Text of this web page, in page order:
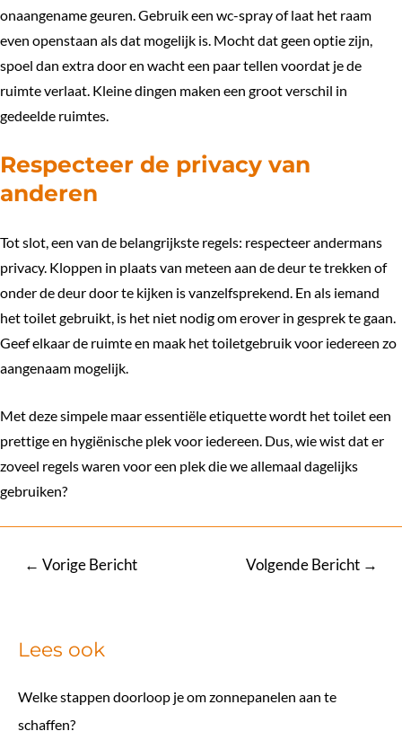
onaangename geuren. Gebruik een wc-spray of laat het raam
even openstaan als dat mogelijk is. Mocht dat geen optie zijn,
spoel dan extra door en wacht een paar tellen voordat je de
ruimte verlaat. Kleine dingen maken een groot verschil in
gedeelde ruimtes.
Respecteer de privacy van
anderen
Tot slot, een van de belangrijkste regels: respecteer andermans
privacy. Kloppen in plaats van meteen aan de deur te trekken of
onder de deur door te kijken is vanzelfsprekend. En als iemand
het toilet gebruikt, is het niet nodig om erover in gesprek te gaan.
Geef elkaar de ruimte en maak het toiletgebruik voor iedereen zo
aangenaam mogelijk.
Met deze simpele maar essentiële etiquette wordt het toilet een
prettige en hygiënische plek voor iedereen. Dus, wie wist dat er
zoveel regels waren voor een plek die we allemaal dagelijks
gebruiken?
Bericht
← Vorige Bericht Volgende Bericht →
Lees ook
Welke stappen doorloop je om zonnepanelen aan te
schaffen?